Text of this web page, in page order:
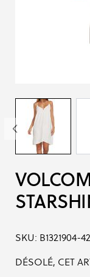
SKU: B1321904-42
DÉSOLÉ, CET